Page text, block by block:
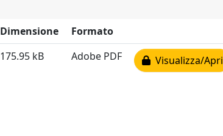
Dimensione
Formato
175.95 kB Adobe PDF Visualizza/Apri